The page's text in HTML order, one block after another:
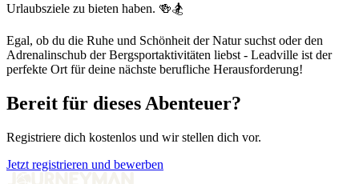
Urlaubsziele zu bieten haben. 🍻🏂
Egal, ob du die Ruhe und Schönheit der Natur suchst oder den
Adrenalinschub der Bergsportaktivitäten liebst - Leadville ist der
perfekte Ort für deine nächste berufliche Herausforderung!
Bereit für dieses Abenteuer?
Registriere dich kostenlos und wir stellen dich vor.
Jetzt registrieren und bewerben